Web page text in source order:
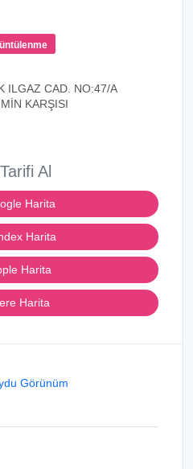
ILGAZ CAD. NO:47/A
KARŞISI
Al
Harita
Harita
Harita
Harita
Görünüm